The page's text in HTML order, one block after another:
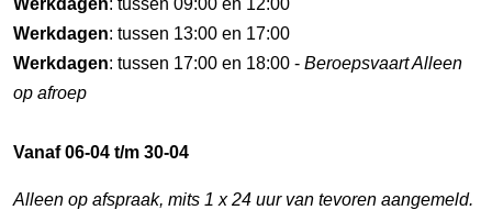
Werkdagen: tussen 09:00 en 12:00
Werkdagen: tussen 13:00 en 17:00
Werkdagen: tussen 17:00 en 18:00 - Beroepsvaart Alleen
op afroep
Vanaf 06-04 t/m 30-04
Alleen op afspraak, mits 1 x 24 uur van tevoren aangemeld.